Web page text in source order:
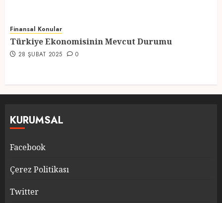
Finansal Konular
Türkiye Ekonomisinin Mevcut Durumu
28 ŞUBAT 2025 0
KURUMSAL
Facebook
Çerez Politikası
Twitter